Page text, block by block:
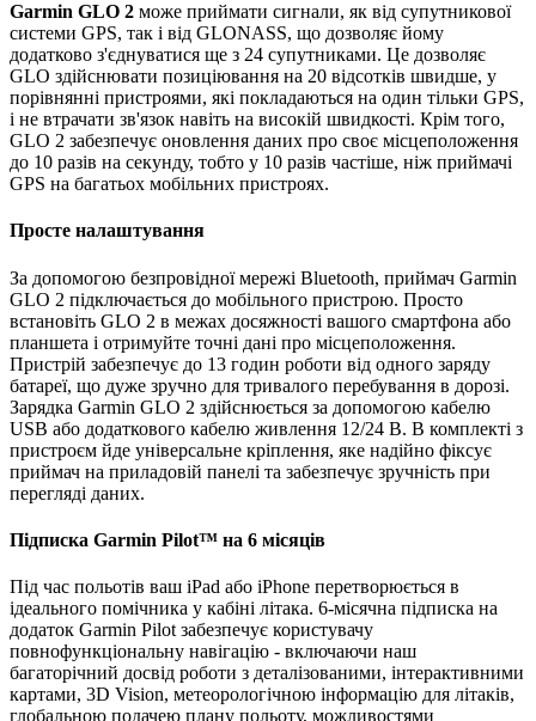
Garmin GLO 2 може приймати сигнали, як від супутникової
системи GPS, так і від GLONASS, що дозволяє йому
додатково з'єднуватися ще з 24 супутниками. Це дозволяє
GLO здійснювати позиціювання на 20 відсотків швидше, у
порівнянні пристроями, які покладаються на один тільки GPS,
і не втрачати зв'язок навіть на високій швидкості. Крім того,
GLO 2 забезпечує оновлення даних про своє місцеположення
до 10 разів на секунду, тобто у 10 разів частіше, ніж приймачі
GPS на багатьох мобільних пристроях.
Просте налаштування
За допомогою безпровідної мережі Bluetooth, приймач Garmin
GLO 2 підключається до мобільного пристрою. Просто
встановіть GLO 2 в межах досяжності вашого смартфона або
планшета і отримуйте точні дані про місцеположення.
Пристрій забезпечує до 13 годин роботи від одного заряду
батареї, що дуже зручно для тривалого перебування в дорозі.
Зарядка Garmin GLO 2 здійснюється за допомогою кабелю
USB або додаткового кабелю живлення 12/24 В. В комплекті з
пристроєм йде універсальне кріплення, яке надійно фіксує
приймач на приладовій панелі та забезпечує зручність при
перегляді даних.
Підписка Garmin Pilot™ на 6 місяців
Під час польотів ваш iPad або iPhone перетворюється в
ідеального помічника у кабіні літака. 6-місячна підписка на
додаток Garmin Pilot забезпечує користувачу
повнофункціональну навігацію - включаючи наш
багаторічний досвід роботи з деталізованими, інтерактивними
картами, 3D Vision, метеорологічною інформацію для літаків,
глобальною подачею плану польоту, можливостями